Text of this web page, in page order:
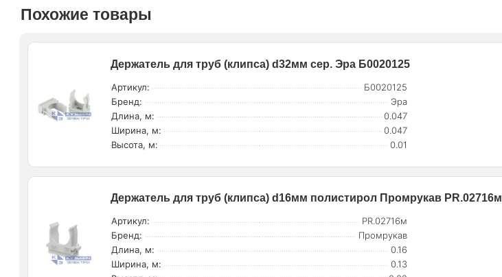
Похожие товары
Держатель для труб (клипса) d32мм сер. Эра Б0020125
Артикул:
Б0020125
Бренд:
Эра
Длина, м:
0.047
Ширина, м:
0.047
Высота, м:
0.01
Держатель для труб (клипса) d16мм полистирол Промрукав PR.02716м
Артикул:
PR.02716м
Бренд:
Промрукав
Длина, м:
0.16
Ширина, м:
0.13